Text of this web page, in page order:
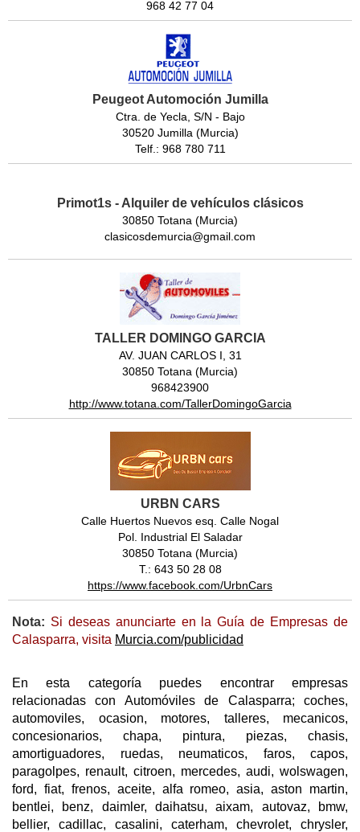
968 42 77 04
Peugeot Automoción Jumilla
Ctra. de Yecla, S/N - Bajo
30520 Jumilla (Murcia)
Telf.: 968 780 711
Primot1s - Alquiler de vehículos clásicos
30850 Totana (Murcia)
clasicosdemurcia@gmail.com
TALLER DOMINGO GARCIA
AV. JUAN CARLOS I, 31
30850 Totana (Murcia)
968423900
http://www.totana.com/TallerDomingoGarcia
URBN CARS
Calle Huertos Nuevos esq. Calle Nogal
Pol. Industrial El Saladar
30850 Totana (Murcia)
T.: 643 50 28 08
https://www.facebook.com/UrbnCars
Nota: Si deseas anunciarte en la Guía de Empresas de
Calasparra, visita Murcia.com/publicidad
En esta categoría puedes encontrar empresas
relacionadas con Automóviles de Calasparra; coches,
automoviles, ocasion, motores, talleres, mecanicos,
concesionarios, chapa, pintura, piezas, chasis,
amortiguadores, ruedas, neumaticos, faros, capos,
paragolpes, renault, citroen, mercedes, audi, wolswagen,
ford, fiat, frenos, aceite, alfa romeo, asia, aston martin,
bentlei, benz, daimler, daihatsu, aixam, autovaz, bmw,
bellier, cadillac, casalini, caterham, chevrolet, chrysler,